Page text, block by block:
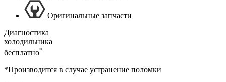
Оригинальные запчасти
Диагностика
холодильника
бесплатно*
*Производится в случае устранение поломки